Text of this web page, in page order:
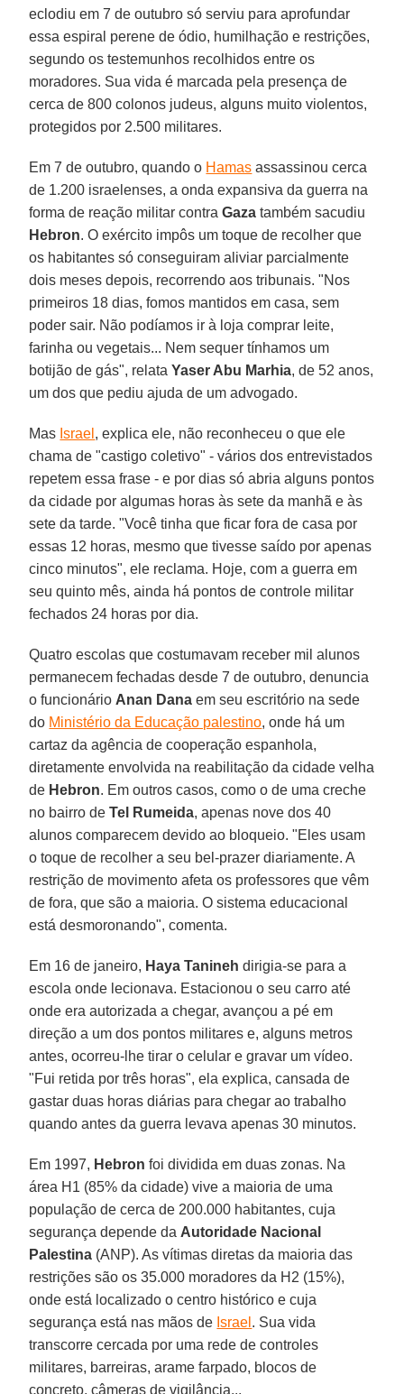
eclodiu em 7 de outubro só serviu para aprofundar
essa espiral perene de ódio, humilhação e restrições,
segundo os testemunhos recolhidos entre os
moradores. Sua vida é marcada pela presença de
cerca de 800 colonos judeus, alguns muito violentos,
protegidos por 2.500 militares.
Em 7 de outubro, quando o Hamas assassinou cerca
de 1.200 israelenses, a onda expansiva da guerra na
forma de reação militar contraGaza também sacudiu
Hebron. O exército impôs um toque de recolher que
os habitantes só conseguiram aliviar parcialmente
dois meses depois, recorrendo aos tribunais. "Nos
primeiros 18 dias, fomos mantidos em casa, sem
poder sair. Não podíamos ir à loja comprar leite,
farinha ou vegetais... Nem sequer tínhamos um
botijão de gás", relataYaser Abu Marhia, de 52 anos,
um dos que pediu ajuda de um advogado.
Mas Israel , explica ele, não reconheceu o que ele
chama de "castigo coletivo" - vários dos entrevistados
repetem essa frase - e por dias só abria alguns pontos
da cidade por algumas horas às sete da manhã e às
sete da tarde. "Você tinha que ficar fora de casa por
essas 12 horas, mesmo que tivesse saído por apenas
cinco minutos", ele reclama. Hoje, com a guerra em
seu quinto mês, ainda há pontos de controle militar
fechados 24 horas por dia.
Quatro escolas que costumavam receber mil alunos
permanecem fechadas desde 7 de outubro, denuncia
o funcionário Anan Dana em seu escritório na sede
do Ministério da Educação palestino, onde há um
cartaz da agência de cooperação espanhola,
diretamente envolvida na reabilitação da cidade velha
de Hebron. Em outros casos, como o de uma creche
no bairro deTel Rumeida, apenas nove dos 40
alunos comparecem devido ao bloqueio. "Eles usam
o toque de recolher a seu bel-prazer diariamente. A
restrição de movimento afeta os professores que vêm
de fora, que são a maioria. O sistema educacional
está desmoronando", comenta.
Em 16 de janeiro, Haya Tanineh dirigia-se para a
escola onde lecionava. Estacionou o seu carro até
onde era autorizada a chegar, avançou a pé em
direção a um dos pontos militares e, alguns metros
antes, ocorreu-lhe tirar o celular e gravar um vídeo.
"Fui retida por três horas", ela explica, cansada de
gastar duas horas diárias para chegar ao trabalho
quando antes da guerra levava apenas 30 minutos.
Em 1997, Hebron foi dividida em duas zonas. Na
área H1 (85% da cidade) vive a maioria de uma
população de cerca de 200.000 habitantes, cuja
segurança depende da Autoridade Nacional
Palestina (ANP). As vítimas diretas da maioria das
restrições são os 35.000 moradores da H2 (15%),
onde está localizado o centro histórico e cuja
segurança está nas mãos de Israel . Sua vida
transcorre cercada por uma rede de controles
militares, barreiras, arame farpado, blocos de
concreto, câmeras de vigilância...